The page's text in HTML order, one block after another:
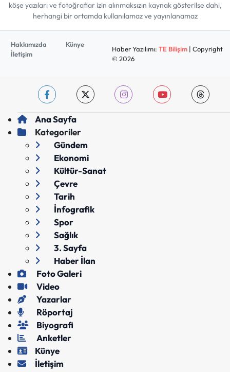
köşe yazıları ve fotoğraflar izin alınmaksızın kaynak gösterilse dahi,
herhangi bir ortamda kullanılamaz ve yayınlanamaz
Hakkımızda
Künye
İletişim
Haber Yazılımı: TE Bilişim| Copyright
© 2026
Ana Sayfa
Kategoriler
Gündem
Ekonomi
Kültür-Sanat
Çevre
Tarih
İnfografik
Spor
Sağlık
3. Sayfa
Haber İlan
Foto Galeri
Video
Yazarlar
Röportaj
Biyografi
Anketler
Künye
İletişim